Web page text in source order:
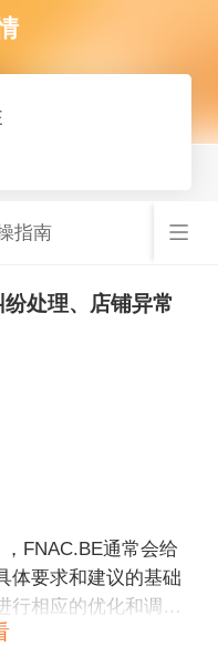
指南
处理、店铺异常
FNAC.BE通常会给
体要求和建议的基础
行相应的优化和调
果遇到纠纷处理或